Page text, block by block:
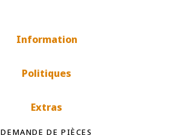
Information
Politiques
Extras
DEMANDE DE PIÈCES